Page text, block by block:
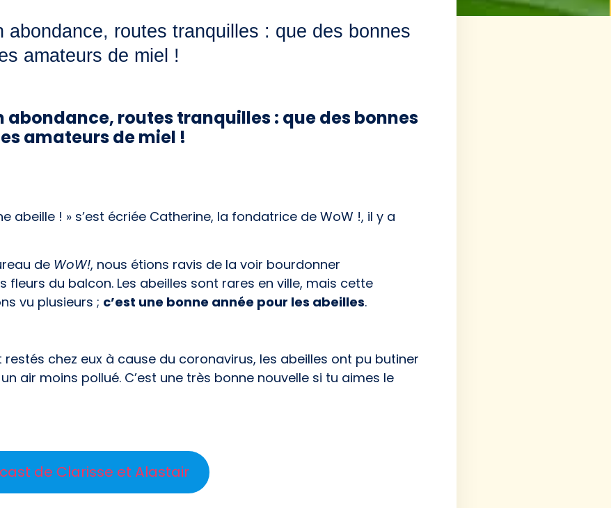
abondance, routes tranquilles : que des bonnes
amateurs de miel !
abondance, routes tranquilles : que des bonnes
amateurs de miel !
abeille ! » s’est écriée Catherine, la fondatrice de WoW !, il y a
de WoW!, nous étions ravis de la voir bourdonner
fleurs du balcon. Les abeilles sont rares en ville, mais cette
vu plusieurs ; c’est une bonne année pour les abeilles.
chez eux à cause du coronavirus, les abeilles ont pu butiner
air moins pollué. C’est une très bonne nouvelle si tu aimes le
de Clarisse et Alastair